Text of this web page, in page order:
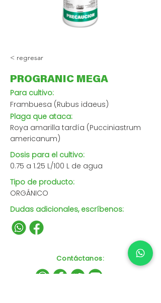
< regresar
PROGRANIC MEGA
Para cultivo:
Frambuesa (Rubus idaeus)
Plaga que ataca:
Roya amarilla tardía (Pucciniastrum
americanum)
Dosis para el cultivo:
0.75 a 1.25 L/100 L de agua
Tipo de producto:
ORGÁNICO
Dudas adicionales, escríbenos:
Contáctanos: